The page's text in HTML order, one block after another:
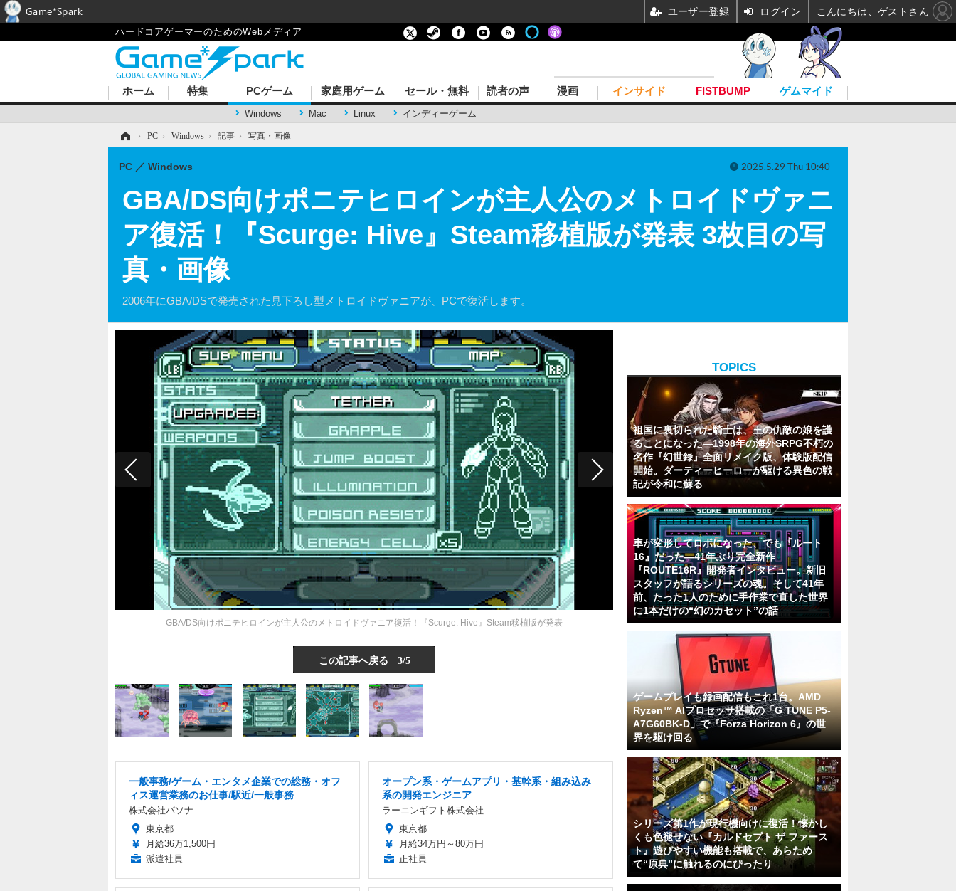
ハードコアゲーマーのためのWebメディア
ホーム 特集 PCゲーム
Windows Mac Linux インディーゲーム
家庭用ゲーム セール・無料 読者の声 漫画 インサイド FISTBUMP ゲムマイド
› PC › Windows › 記事 › 写真・画像
GBA/DS向けポニテヒロインが主人公のメトロイドヴァニ
ア復活！『Scurge: Hive』Steam移植版が発表 3枚目の写
真・画像
2006年にGBA/DSで発売された見下ろし型メトロイドヴァニアが、PCで復活します。
PC Windows 2025.5.29 Thu 10:40
GBA/DS向けポニテヒロインが主人公のメトロイドヴァニア復活！『Scurge: Hive』Steam移植版が発表
この記事へ戻る 3/5
一般事務/ゲーム・エンタメ企業での総務・オフ
ィス運営業務のお仕事/駅近/一般事務
株式会社パソナ
東京都
月給36万1,500円
派遣社員
オープン系・ゲームアプリ・基幹系・組み込み
系の開発エンジニア
ラーニンギフト株式会社
東京都
月給34万円～80万円
正社員
TOPICS
祖国に裏切られた騎士は、王の仇敵の娘を護
ることになった―1998年の海外SRPG不朽の
名作『幻世録』全面リメイク版、体験版配信
開始。ダーティーヒーローが駆ける異色の戦
記が令和に蘇る
車が変形してロボになった、でも『ルート
16』だった―41年ぶり完全新作
『ROUTE16R』開発者インタビュー。新旧
スタッフが語るシリーズの魂。そして41年
前、たった1人のために手作業で直した世界
に1本だけの“幻のカセット”の話
ゲームプレイも録画配信もこれ1台。AMD
Ryzen™ AIプロセッサ搭載の「G TUNE P5-
A7G60BK-D」で『Forza Horizon 6』の世
界を駆け回る
シリーズ第1作が現行機向けに復活！懐かし
くも色褪せない『カルドセプト ザ ファース
ト』遊びやすい機能も搭載で、あらため
て“原典”に触れるのにぴったり
Game*Spark ユーザー登録 ログイン こんにちは、ゲストさん